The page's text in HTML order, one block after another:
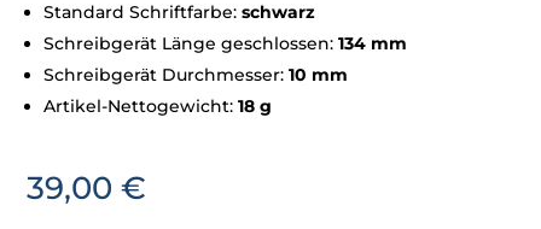
Standard Schriftfarbe:schwarz
Schreibgerät Länge geschlossen:134 mm
Schreibgerät Durchmesser:10 mm
Artikel-Nettogewicht:18 g
39,00€